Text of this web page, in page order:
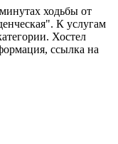
ходьбы от
К услугам
Хостел
ссылка на